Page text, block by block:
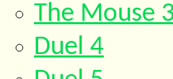
The Mouse
Duel 4